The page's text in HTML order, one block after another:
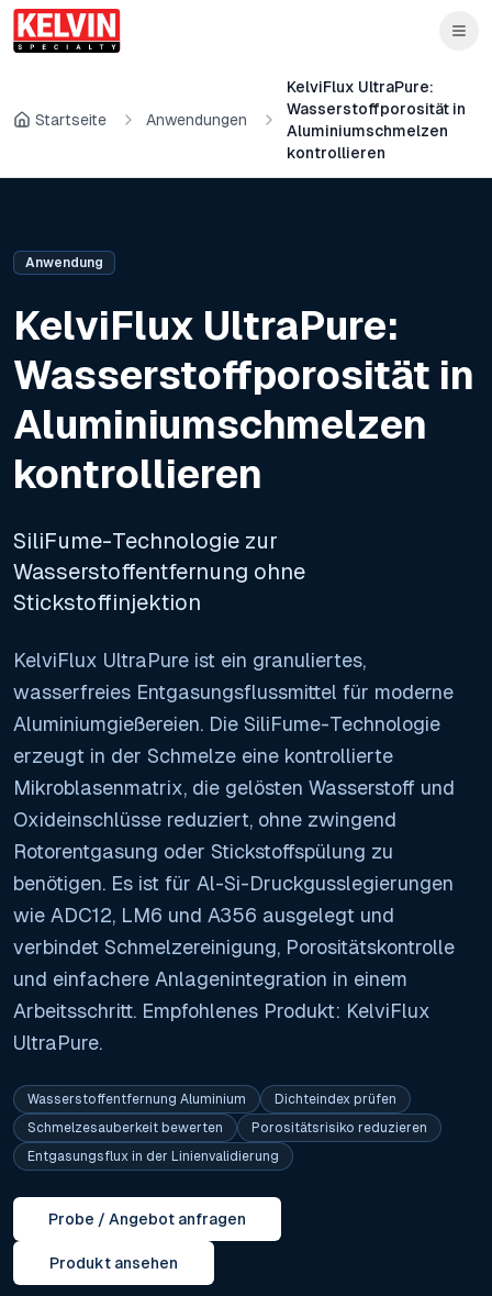
Skip to main content
Zum Hauptinhalt springen
Startseite Anwendungen
KelviFlux UltraPure:
Wasserstoffporosität in
Aluminiumschmelzen
kontrollieren
Anwendung
KelviFlux UltraPure:
Wasserstoffporosität in
Aluminiumschmelzen
kontrollieren
SiliFume-Technologie zur
Wasserstoffentfernung ohne
Stickstoffinjektion
KelviFlux UltraPure ist ein granuliertes,
wasserfreies Entgasungsflussmittel für moderne
Aluminiumgießereien. Die SiliFume-Technologie
erzeugt in der Schmelze eine kontrollierte
Mikroblasenmatrix, die gelösten Wasserstoff und
Oxideinschlüsse reduziert, ohne zwingend
Rotorentgasung oder Stickstoffspülung zu
benötigen. Es ist für Al-Si-Druckgusslegierungen
wie ADC12, LM6 und A356 ausgelegt und
verbindet Schmelzereinigung, Porositätskontrolle
und einfachere Anlagenintegration in einem
Arbeitsschritt. Empfohlenes Produkt: KelviFlux
UltraPure.
Wasserstoffentfernung Aluminium
Dichteindex prüfen
Schmelzesauberkeit bewerten
Porositätsrisiko reduzieren
Entgasungsflux in der Linienvalidierung
Probe / Angebot anfragen
Produkt ansehen